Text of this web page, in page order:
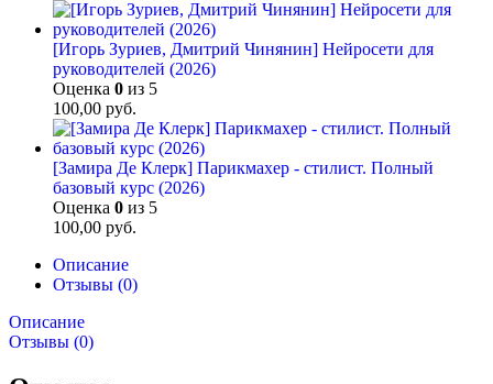
[Игорь Зуриев, Дмитрий Чинянин] Нейросети для
руководителей (2026)
Оценка 0 из 5
100,00 руб.
[Замира Де Клерк] Парикмахер - стилист. Полный
базовый курс (2026)
Оценка 0 из 5
100,00 руб.
Описание
Отзывы (0)
Описание
Отзывы (0)